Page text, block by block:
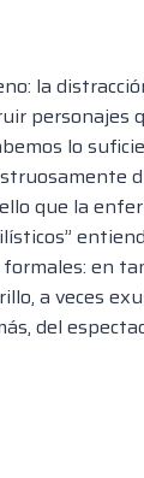
la
personajes
lo
que la
en
a veces
del